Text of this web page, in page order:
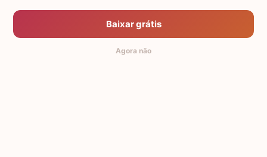
1 MÊS DE FALECIMENTO DO MEU
Baixar grátis
Agora não